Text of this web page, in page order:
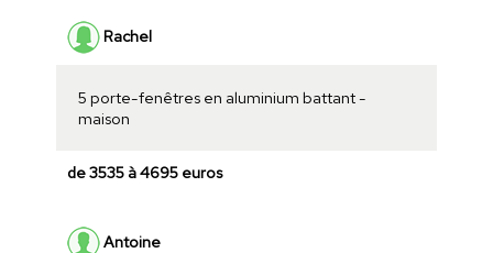
Rachel
5 porte-fenêtres en aluminium battant -
maison
de 3535 à 4695 euros
Antoine